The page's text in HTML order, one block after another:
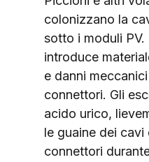
colonizzano la
sotto i moduli
introduce
e danni
connettori. Gli
acido urico,
le guaine dei cavi
connettori